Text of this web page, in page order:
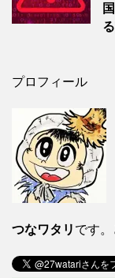
プロフィール
つなワタリ です